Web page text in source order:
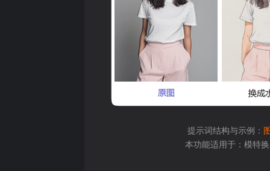
提示词结构与示例：
本功能适用于：模特